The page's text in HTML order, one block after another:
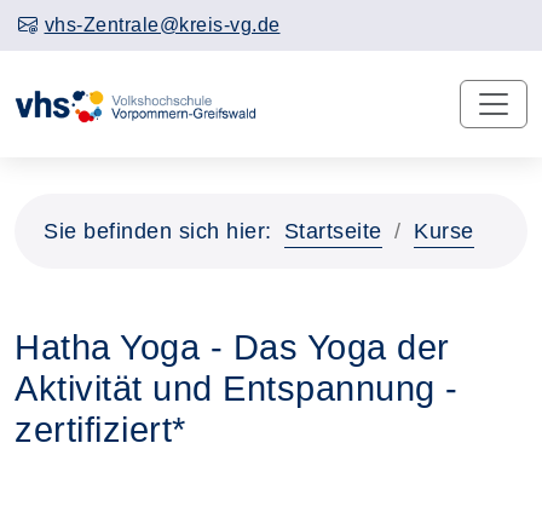
vhs-Zentrale@kreis-vg.de
Sie befinden sich hier: Startseite Kurse
Hatha Yoga - Das Yoga der
Aktivität und Entspannung -
zertifiziert*